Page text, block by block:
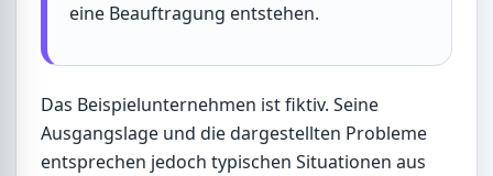
eine Beauftragung entstehen.
Das Beispielunternehmen ist fiktiv. Seine
Ausgangslage und die dargestellten Probleme
entsprechen jedoch typischen Situationen aus